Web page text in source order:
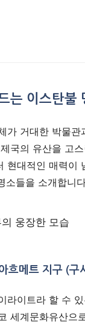
는 이스탄불
가 거대한 박물관
국의 유산을 고
현대적인 매력이
소들을 소개합니
흐메트 지구 (구
라이트라 할 수
세계문화유산으